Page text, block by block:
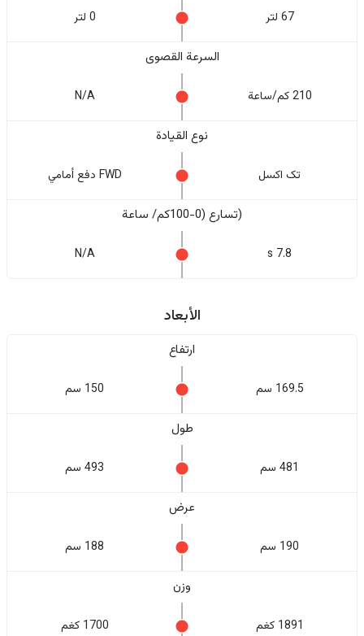
67 لتر 0 لتر
السرعة القصوى
210 كم/ساعة N/A
نوع القيادة
تک اکسل FWD دفع أمامي
(تسارع (0-100كم/ ساعة
7.8 s
N/A
الأبعاد
ارتفاع
169.5 سم 150 سم
طول
481 سم 493 سم
عرض
190 سم 188 سم
وزن
1891 كغم 1700 كغم